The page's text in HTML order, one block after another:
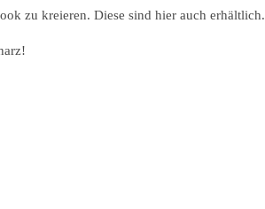
zu kreieren. Diese sind hier auch erhältlich.